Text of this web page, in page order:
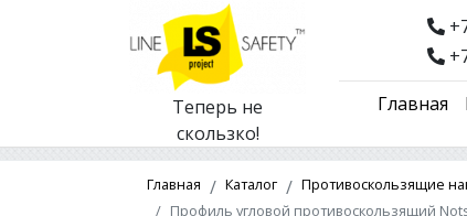
Теперь не
скользко!
Главная
Главная Каталог Противоскользящие
Профиль угловой противоскользящий